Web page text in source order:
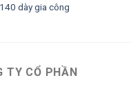
dày gia công
TY CỔ PHẦN